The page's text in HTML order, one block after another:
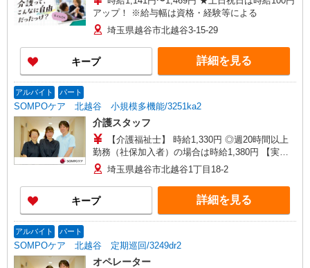
アップ！ ※給与幅は資格・経験等による
埼玉県越谷市北越谷3-15-29
キープ 詳細を見る
アルバイト パート
SOMPOケア 北越谷 小規模多機能/3251ka2
介護スタッフ
【介護福祉士】 時給1,330円 ◎週20時間以上
勤務（社保加入者）の場合は時給1,380円 【実務
者研修・初任者研修（ヘルパー1級・2級）】 時給
1,250円 ◎週20時間以上勤務（社保加入者）の場
合は時給1,300円 ◎夜勤勤務の場合別途手当あ
り：5,000円/回
埼玉県越谷市北越谷1丁目18-2
キープ 詳細を見る
アルバイト パート
SOMPOケア 北越谷 定期巡回/3249dr2
オペレーター